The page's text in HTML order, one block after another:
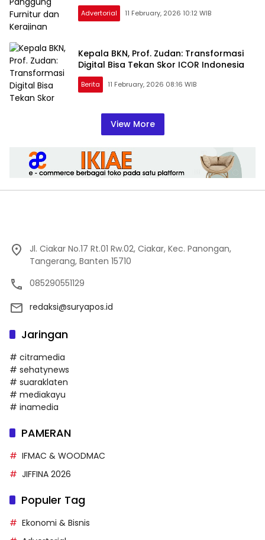
Advertorial 11 February, 2026 10:12 WIB
Kepala BKN, Prof. Zudan: Transformasi
Digital Bisa Tekan Skor ICOR Indonesia
Berita 11 February, 2026 08:16 WIB
View More
Jl. Ciakar No.17 Rt.01 Rw.02, Ciakar, Kec. Panongan,
Tangerang, Banten 15710
085290551129
redaksi@suryapos.id
Jaringan
# citramedia
# sehatynews
# suaraklaten
# mediakayu
# inamedia
PAMERAN
IFMAC & WOODMAC
JIFFINA 2026
Populer Tag
Ekonomi & Bisnis